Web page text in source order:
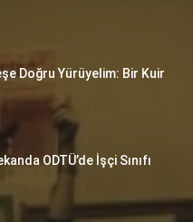
Doğru Yürüyelim: Bir Kuir
ODTÜ’de İşçi Sınıfı